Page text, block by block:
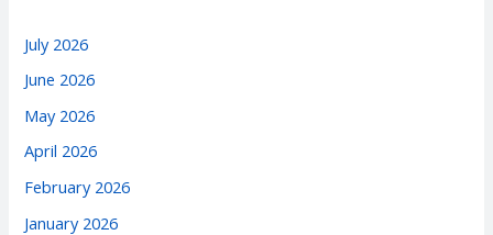
July 2026
June 2026
May 2026
April 2026
February 2026
January 2026